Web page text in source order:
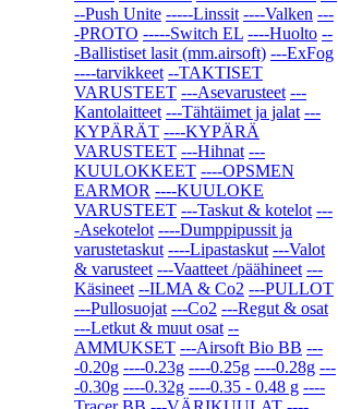
--Push Unite -----Linssit ----Valken ---
-PROTO -----Switch EL ----Huolto --
-Ballistiset lasit (mm.airsoft) ---ExFog
----tarvikkeet --TAKTISET
VARUSTEET ---Asevarusteet ---
Kantolaitteet ---Tähtäimet ja jalat ---
KYPÄRÄT ----KYPÄRÄ
VARUSTEET ---Hihnat ---
KUULOKKEET ----OPSMEN
EARMOR ----KUULOKE
VARUSTEET ---Taskut & kotelot ---
-Asekotelot ----Dumppipussit ja
varustetaskut ----Lipastaskut ---Valot
& varusteet ---Vaatteet /päähineet ---
Käsineet --ILMA & Co2 ---PULLOT
---Pullosuojat ---Co2 ---Regut & osat
---Letkut & muut osat --
AMMUKSET ---Airsoft Bio BB ---
-0.20g ----0.23g ----0.25g ----0.28g ---
-0.30g ----0.32g ----0.35 - 0.48 g ----